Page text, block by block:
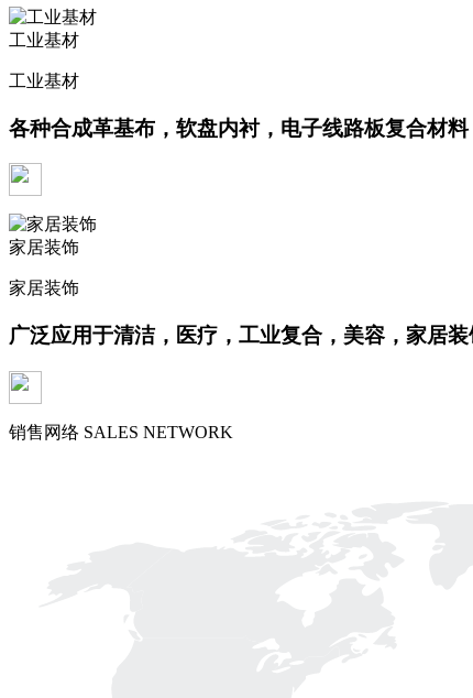
工业基材
工业基材
各种合成革基布，软盘内衬，电子线路板复合材
家居装饰
家居装饰
广泛应用于清洁，医疗，工业复合，美容，家居
销售网络 SALES NETWORK